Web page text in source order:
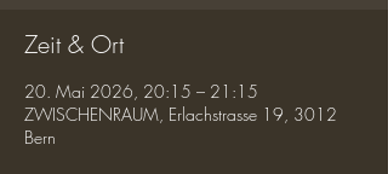
Zeit & Ort
20. Mai 2026, 20:15 – 21:15
ZWISCHENRAUM, Erlachstrasse 19, 3012
Bern